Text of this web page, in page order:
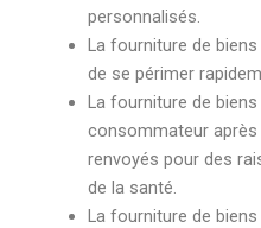
personnalisés.
La fourniture de
de se périmer
La fourniture de
consommateur après
renvoyés pour des
de la santé.
La fourniture de